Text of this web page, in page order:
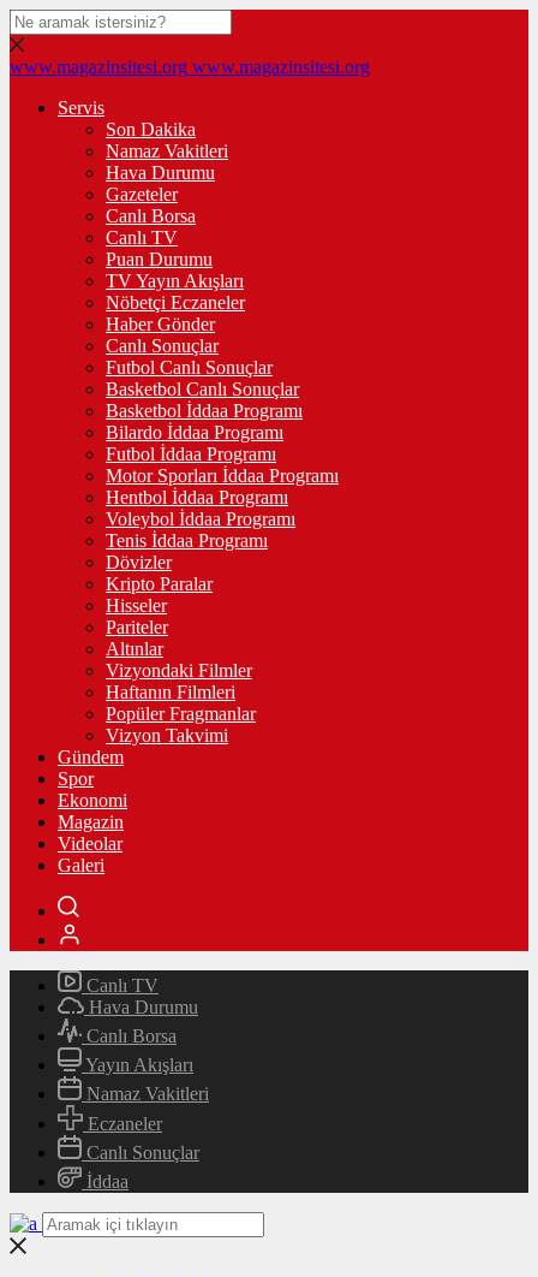
www.magazinsitesi.org www.magazinsitesi.org
Servis
Son Dakika
Namaz Vakitleri
Hava Durumu
Gazeteler
Canlı Borsa
Canlı TV
Puan Durumu
TV Yayın Akışları
Nöbetçi Eczaneler
Haber Gönder
Canlı Sonuçlar
Futbol Canlı Sonuçlar
Basketbol Canlı Sonuçlar
Basketbol İddaa Programı
Bilardo İddaa Programı
Futbol İddaa Programı
Motor Sporları İddaa Programı
Hentbol İddaa Programı
Voleybol İddaa Programı
Tenis İddaa Programı
Dövizler
Kripto Paralar
Hisseler
Pariteler
Altınlar
Vizyondaki Filmler
Haftanın Filmleri
Popüler Fragmanlar
Vizyon Takvimi
Gündem
Spor
Ekonomi
Magazin
Videolar
Galeri
Canlı TV
Hava Durumu
Canlı Borsa
Yayın Akışları
Namaz Vakitleri
Eczaneler
Canlı Sonuçlar
İddaa